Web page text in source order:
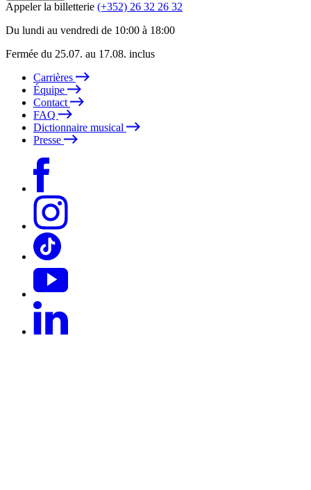
Appeler la billetterie (+352) 26 32 26 32
Du lundi au vendredi de 10:00 à 18:00
Fermée du 25.07. au 17.08. inclus
Carrières
Équipe
Contact
FAQ
Dictionnaire musical
Presse